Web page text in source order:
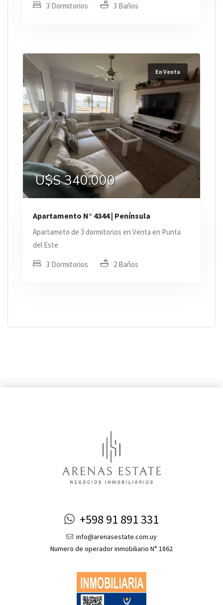
3 Dormitorios 3 Baños
En Venta
U$S 340.000
Apartamento N° 4344 | Península
Apartameto de 3 dormitorios en Venta en Punta
del Este
3 Dormitorios 2 Baños
+598 91 891 331
info@arenasestate.com.uy
Numero de operador inmobiliario N° 1862